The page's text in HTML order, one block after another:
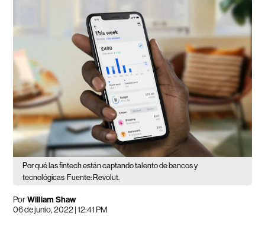
Por qué las fintech están captando talento de bancos y
tecnológicas Fuente: Revolut.
PorWilliam Shaw
06 de junio, 2022 | 12:41 PM